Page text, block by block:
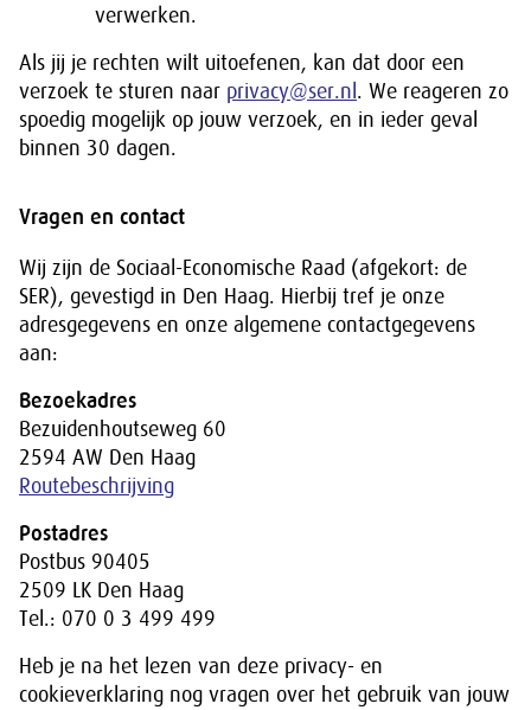
verwerken.
Als jij je rechten wilt uitoefenen, kan dat door een
verzoek te sturen naar privacy@ser.nl . We reageren zo
spoedig mogelijk op jouw verzoek, en in ieder geval
binnen 30 dagen.
Vragen en contact
Wij zijn de Sociaal-Economische Raad (afgekort: de
SER), gevestigd in Den Haag. Hierbij tref je onze
adresgegevens en onze algemene contactgegevens
aan:
Bezoekadres
Bezuidenhoutseweg 60
2594 AW Den Haag
Routebeschrijving
Postadres
Postbus 90405
2509 LK Den Haag
Tel.: 070 0 3 499 499
Heb je na het lezen van deze privacy- en
cookieverklaring nog vragen over het gebruik van jouw